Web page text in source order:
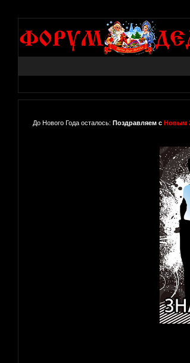
До Нового Года осталось: Поздравляем с Новым